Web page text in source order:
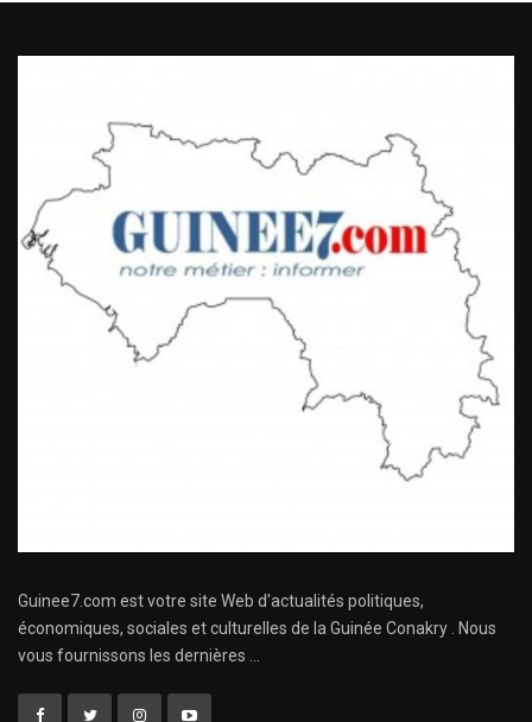
Guinee7.com est votre site Web d'actualités politiques,
économiques, sociales et culturelles de la Guinée Conakry . Nous
vous fournissons les dernières ...